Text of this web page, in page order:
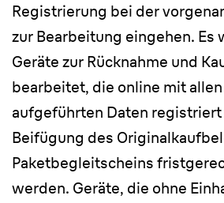
Registrierung bei der
zur Bearbeitung eingehen. Es
Geräte zur Rücknahme und
bearbeitet, die online mit
aufgeführten Daten
Beifügung des
Paketbegleitscheins
werden. Geräte, die ohne